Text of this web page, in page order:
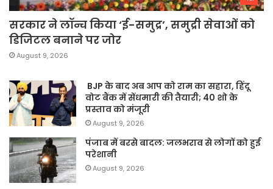
सरकार ने लॉन्च किया ‘ई-समुद्र’, समुद्री सेवाओं को
डिजिटल बनाने पर जोर
August 9, 2026
BJP के बाद अब आप को राम का सहारा, हिंदू
वोट बैंक में सेंधमारी की तैयारी; 40 शो के
प्रस्ताव को मंजूरी
August 9, 2026
पंजाब में बरसे बादल: जलभराव से लोगों को हुई
परेशानी
August 9, 2026